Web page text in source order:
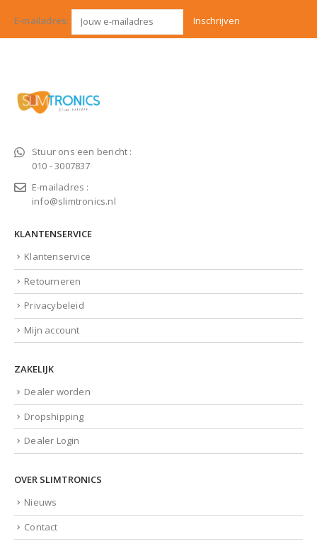
E-mailadres:
Stuur ons een bericht :
010 - 3007837
E-mailadres :
info@slimtronics.nl
KLANTENSERVICE
Klantenservice
Retourneren
Privacybeleid
Mijn account
ZAKELIJK
Dealer worden
Dropshipping
Dealer Login
OVER SLIMTRONICS
Nieuws
Contact